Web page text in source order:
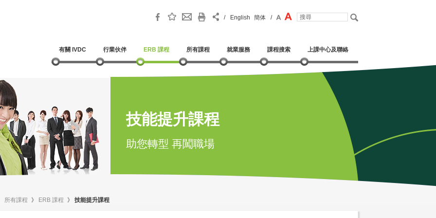
/ English 簡体 /
有關 IVDC 行業伙伴 ERB 課程 所有課程 就業服務 課程搜索 上課中心及聯絡
技能提升課程
助您轉型 再闖職場
所有課程 》 ERB 課程 》 技能提升課程